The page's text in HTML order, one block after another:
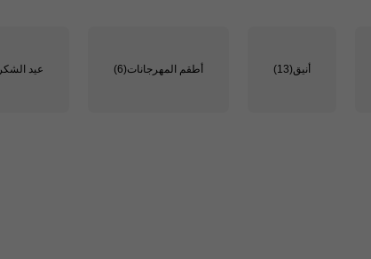
أنيق(13) أطقم المهرجانات(6) عيد الشكر